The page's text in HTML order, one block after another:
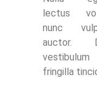
lectus
nunc
auctor.
vestibulum
fringilla